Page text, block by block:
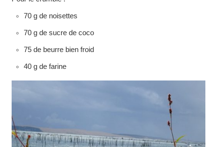
70 g de noisettes
70 g de sucre de coco
75 de beurre bien froid
40 g de farine